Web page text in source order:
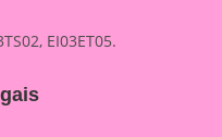
EI03ET05.